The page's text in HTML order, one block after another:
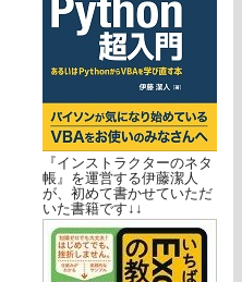
『インストラクターのネタ
帳』を運営する伊藤潔人
が、初めて書かせていただ
いた書籍です↓↓